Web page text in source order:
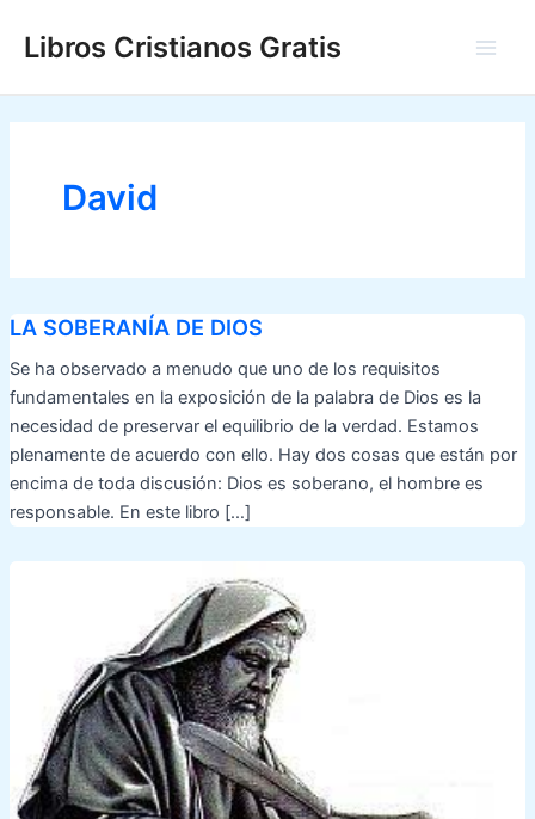
Libros Cristianos Gratis
David
LA SOBERANÍA DE DIOS
Se ha observado a menudo que uno de los requisitos
fundamentales en la exposición de la palabra de Dios es la
necesidad de preservar el equilibrio de la verdad. Estamos
plenamente de acuerdo con ello. Hay dos cosas que están por
encima de toda discusión: Dios es soberano, el hombre es
responsable. En este libro […]